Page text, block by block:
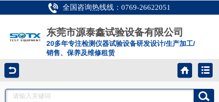
全国咨询热线线：0769-26622051
东莞市源泰鑫试验设备有限公司
20多年专注检测仪器试验设备研发设计/生产加工/
销售、保养及维修租赁